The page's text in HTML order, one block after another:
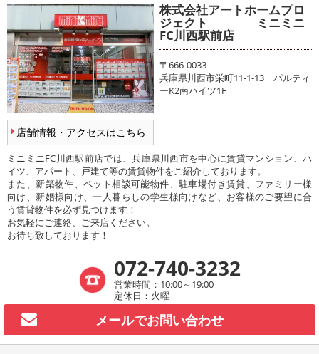
店舗情報・アクセスはこちら
株式会社アートホームプロ
ジェクト ミニミニ
FC川西駅前店
〒666-0033
兵庫県川西市栄町11-1-13 パルティ
ーK2南ハイツ1F
ミニミニFC川西駅前店では、兵庫県川西市を中心に賃貸マンション、ハ
イツ、アパート、戸建て等の賃貸物件をご紹介しております。
また、新築物件、ペット相談可能物件、駐車場付き賃貸、ファミリー様
向け、新婚様向け、一人暮らしの学生様向けなど、お客様のご要望に合
う賃貸物件を必ず見つけます！
お気軽にご連絡、ご来店ください。
お待ち致しております！
072-740-3232
営業時間：10:00～19:00
定休日：火曜
メールでお問い合わせ